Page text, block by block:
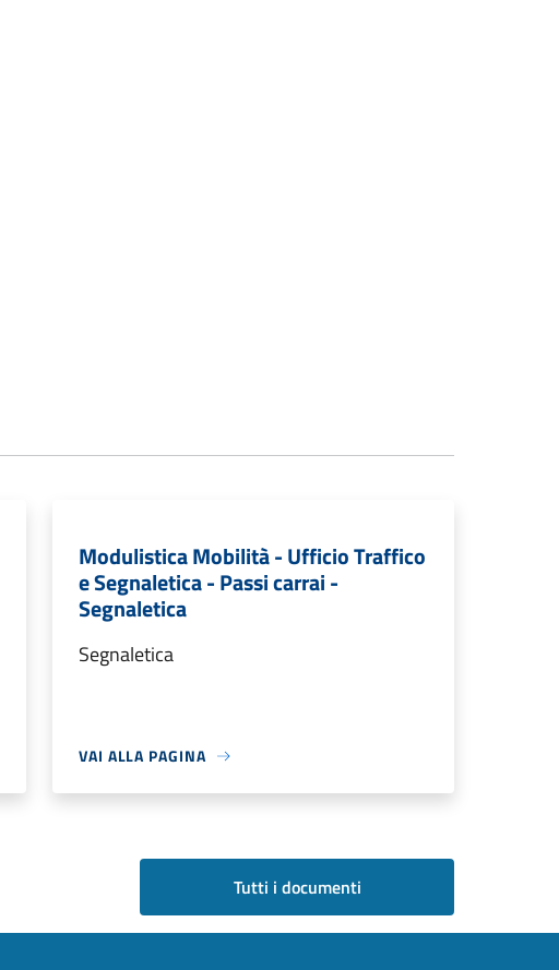
Modulistica Mobilità - Ufficio Traffico
e Segnaletica - Passi carrai -
Segnaletica
Segnaletica
VAI ALLA PAGINA
Tutti i documenti